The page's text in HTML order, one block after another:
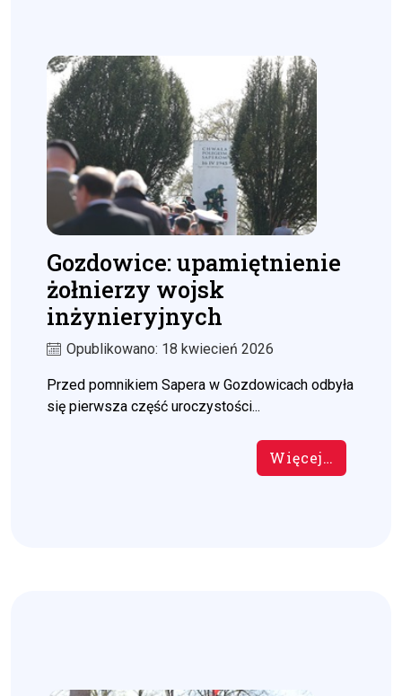
Gozdowice: upamiętnienie
żołnierzy wojsk
inżynieryjnych
Opublikowano: 18 kwiecień 2026
Przed pomnikiem Sapera w Gozdowicach odbyła
się pierwsza część uroczystości...
Więcej…